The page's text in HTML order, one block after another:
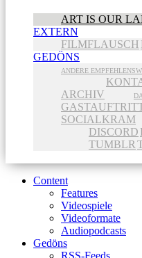
ART IS OUR
EXTERN
FILMFLAUSCH
GEDÖNS
ANDERE
ARCHIV
SOCIALKRAM
DISCORD
TUMBLR
Content
Features
Videospiele
Videoformate
Audiopodcasts
Gedöns